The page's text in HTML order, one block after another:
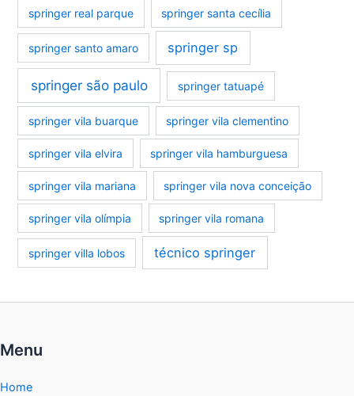
springer real parque springer santa cecília
springer santo amaro springer sp
springer são paulo springer tatuapé
springer vila buarque springer vila clementino
springer vila elvira springer vila hamburguesa
springer vila mariana springer vila nova conceição
springer vila olímpia springer vila romana
springer villa lobos técnico springer
Menu
Home